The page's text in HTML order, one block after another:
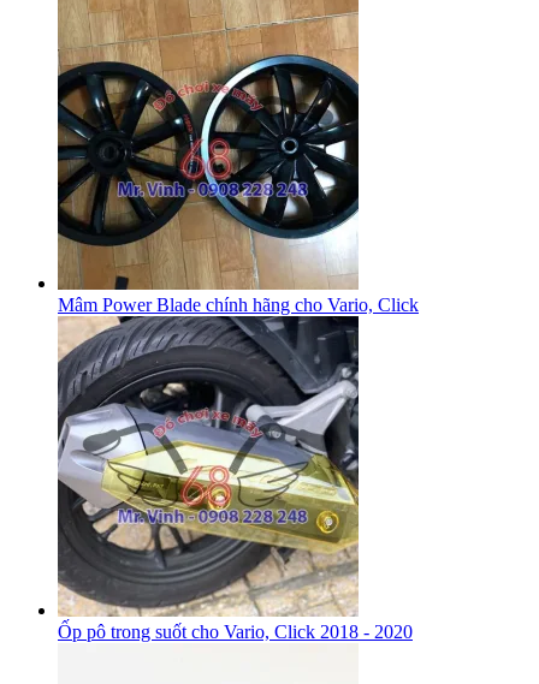
Mâm Power Blade chính hãng cho Vario, Click
Ốp pô trong suốt cho Vario, Click 2018 - 2020